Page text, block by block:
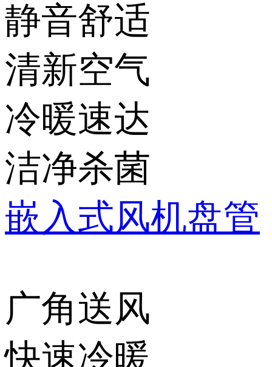
静音舒适
清新空气
冷暖速达
洁净杀菌
嵌入式风机盘管
广角送风
快速冷暖